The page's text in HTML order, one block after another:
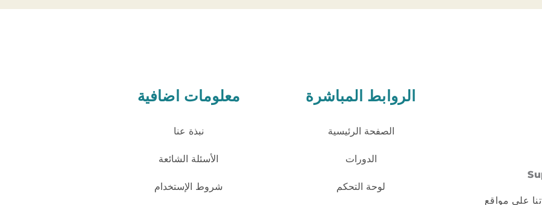
على مواقع
الروابط المباشرة
الصفحة الرئيسية
الدورات
لوحة التحكم
معلومات اضافية
نبذة عنا
الأسئلة الشائعة
شروط الإستخدام